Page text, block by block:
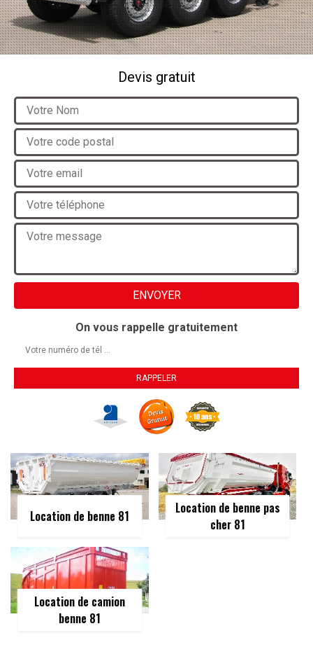
Devis gratuit
On vous rappelle gratuitement
Location de benne 81
Location de benne pas
cher 81
Location de camion
benne 81